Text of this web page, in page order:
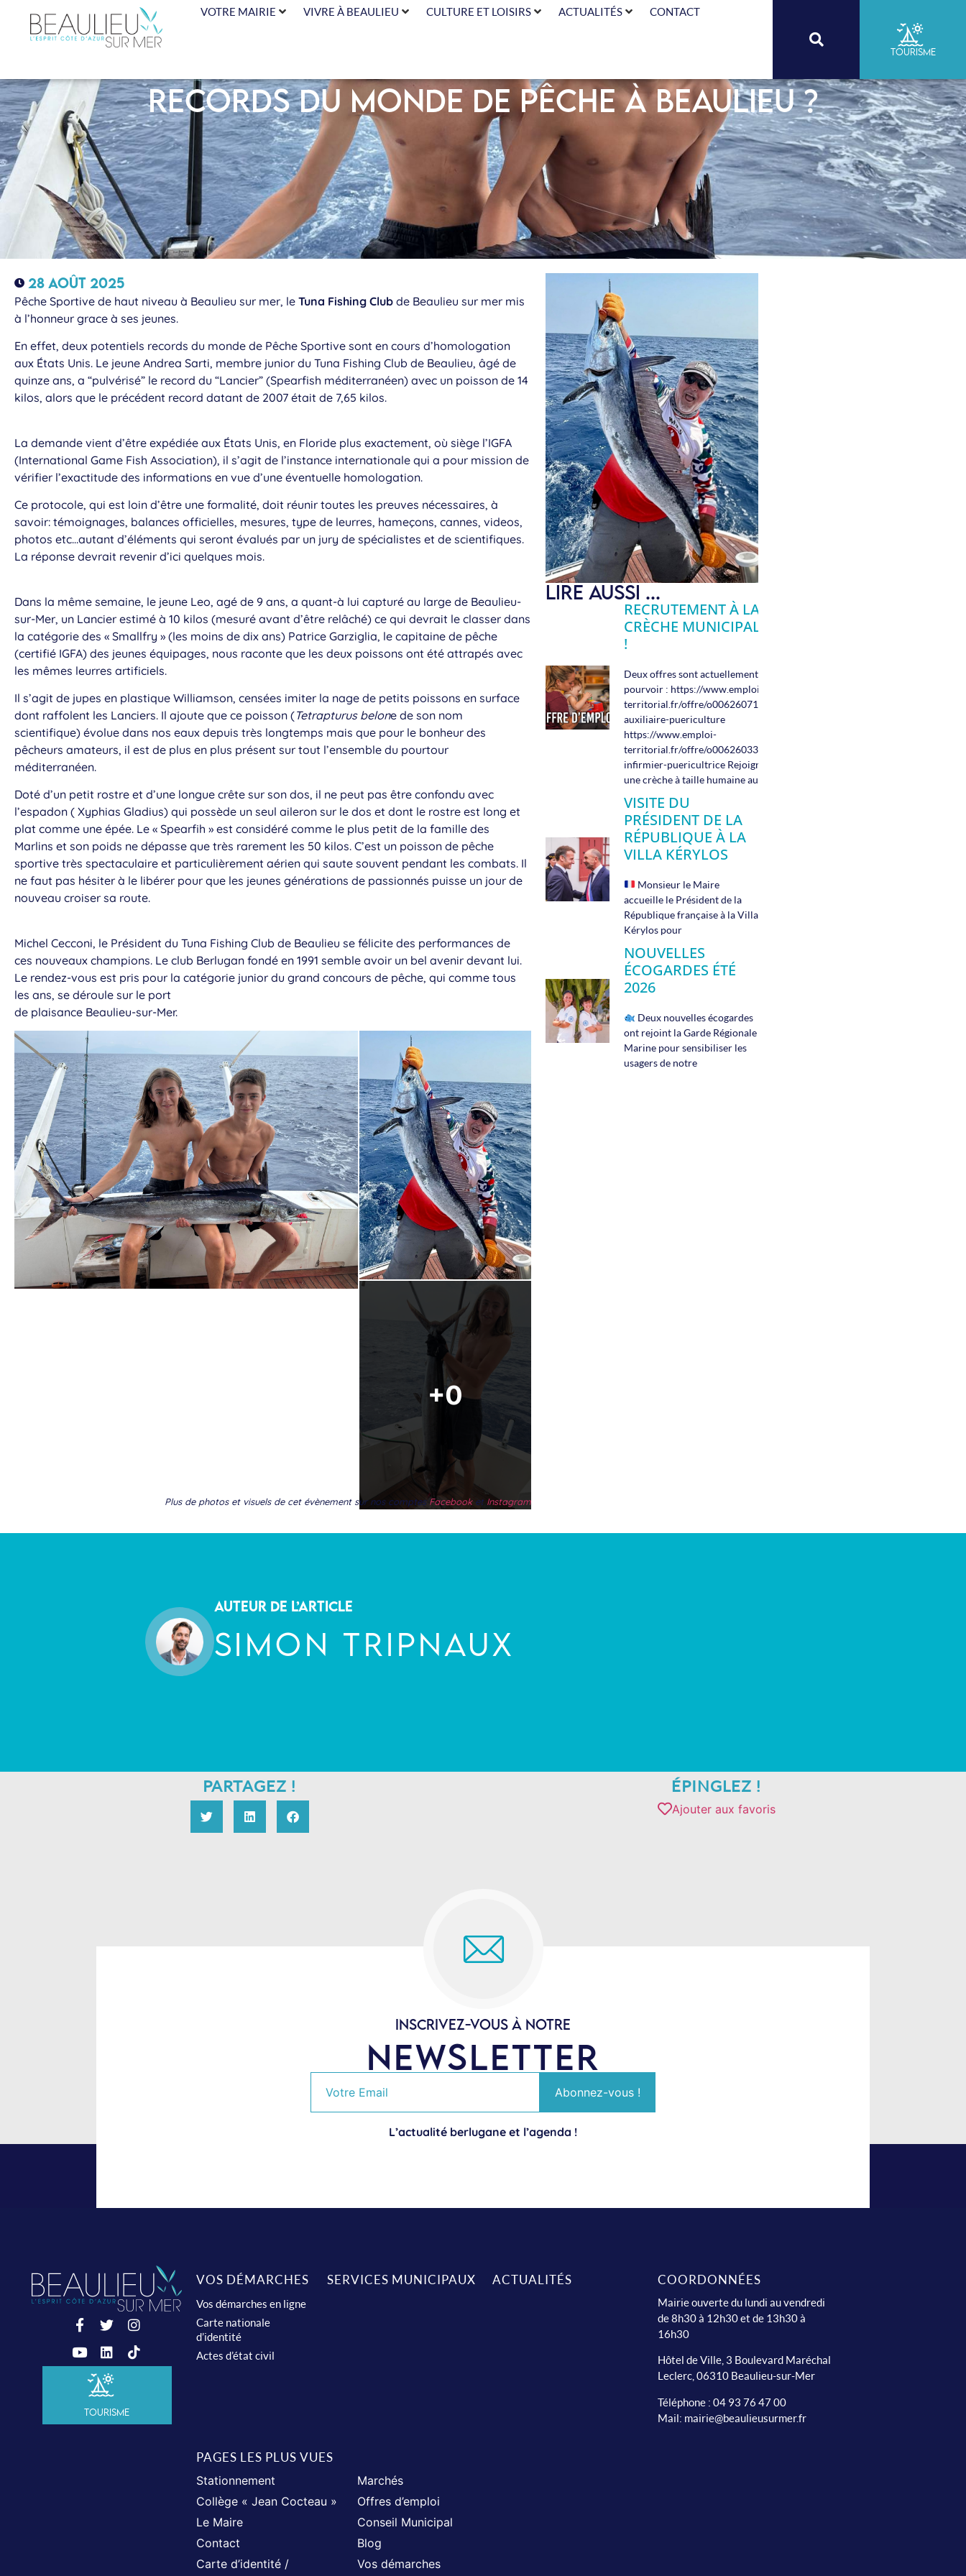
VOTRE MAIRIE VIVRE À BEAULIEU CULTURE ET LOISIRS ACTUALITÉS CONTACT
Tourisme
Records du monde de pêche à Beaulieu ?
28 août 2025
Pêche Sportive de haut niveau à Beaulieu sur mer, le Tuna Fishing Club de Beaulieu sur mer mis
à l’honneur grace à ses jeunes.
En effet, deux potentiels records du monde de Pêche Sportive sont en cours d’homologation
aux États Unis. Le jeune Andrea Sarti, membre junior du Tuna Fishing Club de Beaulieu, âgé de
quinze ans, a “pulvérisé” le record du “Lancier” (Spearfish méditerranéen) avec un poisson de 14
kilos, alors que le précédent record datant de 2007 était de 7,65 kilos.
La demande vient d’être expédiée aux États Unis, en Floride plus exactement, où siège l’IGFA
(International Game Fish Association), il s’agit de l’instance internationale qui a pour mission de
vérifier l’exactitude des informations en vue d’une éventuelle homologation.
Ce protocole, qui est loin d’être une formalité, doit réunir toutes les preuves nécessaires, à
savoir: témoignages, balances officielles, mesures, type de leurres, hameçons, cannes, videos,
photos etc…autant d’éléments qui seront évalués par un jury de spécialistes et de scientifiques.
La réponse devrait revenir d’ici quelques mois.
Dans la même semaine, le jeune Leo, agé de 9 ans, a quant-à lui capturé au large de Beaulieu-
sur-Mer, un Lancier estimé à 10 kilos (mesuré avant d’être relâché) ce qui devrait le classer dans
la catégorie des « Smallfry » (les moins de dix ans) Patrice Garziglia, le capitaine de pêche
(certifié IGFA) des jeunes équipages, nous raconte que les deux poissons ont été attrapés avec
les mêmes leurres artificiels.
Il s’agit de jupes en plastique Williamson, censées imiter la nage de petits poissons en surface
dont raffolent les Lanciers. Il ajoute que ce poisson (Tetrapturus belone de son nom
scientifique) évolue dans nos eaux depuis très longtemps mais que pour le bonheur des
pêcheurs amateurs, il est de plus en plus présent sur tout l’ensemble du pourtour
méditerranéen.
Doté d’un petit rostre et d’une longue crête sur son dos, il ne peut pas être confondu avec
l’espadon ( Xyphias Gladius) qui possède un seul aileron sur le dos et dont le rostre est long et
plat comme une épée. Le « Spearfih » est considéré comme le plus petit de la famille des
Marlins et son poids ne dépasse que très rarement les 50 kilos. C’est un poisson de pêche
sportive très spectaculaire et particulièrement aérien qui saute souvent pendant les combats. Il
ne faut pas hésiter à le libérer pour que les jeunes générations de passionnés puisse un jour de
nouveau croiser sa route.
Michel Cecconi, le Président du Tuna Fishing Club de Beaulieu se félicite des performances de
ces nouveaux champions. Le club Berlugan fondé en 1991 semble avoir un bel avenir devant lui.
Le rendez-vous est pris pour la catégorie junior du grand concours de pêche, qui comme tous
les ans, se déroule sur le port
de plaisance Beaulieu-sur-Mer.
Plus de photos et visuels de cet évènement sur nos comptesFacebooket Instagram
LIRE AUSSI ...
RECRUTEMENT À LA
CRÈCHE MUNICIPALE
!
Deux offres sont actuellement à
pourvoir : https://www.emploi-
territorial.fr/offre/o006260717000663-
auxiliaire-puericulture
https://www.emploi-
territorial.fr/offre/o006260330000169-
infirmier-puericultrice Rejoignez
une crèche à taille humaine au
VISITE DU
PRÉSIDENT DE LA
RÉPUBLIQUE À LA
VILLA KÉRYLOS
Monsieur le Maire
accueille le Président de la
République française à la Villa
Kérylos pour
NOUVELLES
ÉCOGARDES ÉTÉ
2026
Deux nouvelles écogardes
ont rejoint la Garde Régionale
Marine pour sensibiliser les
usagers de notre
AUTEUR DE L’ARTICLE
SIMON TRIPNAUX
PARTAGEZ ! ÉPINGLEZ !
Ajouter aux favoris
INSCRIVEZ-VOUS À NOTRE
NEWSLETTER
L’actualité berlugane et l’agenda !
Tourisme
VOS DÉMARCHES
Vos démarches en ligne
Carte nationale
d’identité
Actes d’état civil
SERVICES MUNICIPAUX ACTUALITÉS COORDONNÉES
Mairie ouverte du lundi au vendredi
de 8h30 à 12h30 et de 13h30 à
16h30
Hôtel de Ville, 3 Boulevard Maréchal
Leclerc, 06310 Beaulieu-sur-Mer
Téléphone : 04 93 76 47 00
Mail: mairie@beaulieusurmer.fr
PAGES LES PLUS VUES
Stationnement
Marchés
Collège « Jean Cocteau »
Offres d’emploi
Le Maire
Conseil Municipal
Contact
Blog
Carte d’identité /
Vos démarches